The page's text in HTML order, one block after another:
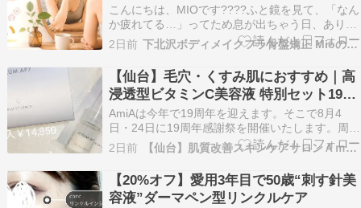
こんにちは、MIOです????ふと鏡を見て、「なん
か疲れてる…」ってため息が出ちゃう日、ありま
せんか？暑さ、寝不足、毎日の家事育児。頑張っ
ているからこそ、疲れは顔に出るんです。 そんな
日に思い出してほしいのは、「疲れて見える日＝
頑張った証拠の日」だということ。自分を責める
より、…
2日前 下北沢ボディメイクフラ骨盤矯正 Mioの毎日
【仙台】毛穴・くすみ肌におすすめ｜高
浸透型ビタミンC美容液 特別セット19周
年限定
AmiAは今年で19周年を迎えます。そこで8月4
日・24日に19周年感謝祭を開催いたします。周年
祭ではお得な特典をたくさんご用意しています
が、今回はその中でも特におすすめの2日間限
定・数量限定セットをご紹介します。高浸透型ビ
タミンC美容液をお得に始めたい方におすすめの
特別セット…
2日前 【仙台】肌質改善スキンケアサロンＡｍｉＡ
【20%オフ】愛用3年目で50歳“刺す針美
容液”ダーマペン型リンクルケア